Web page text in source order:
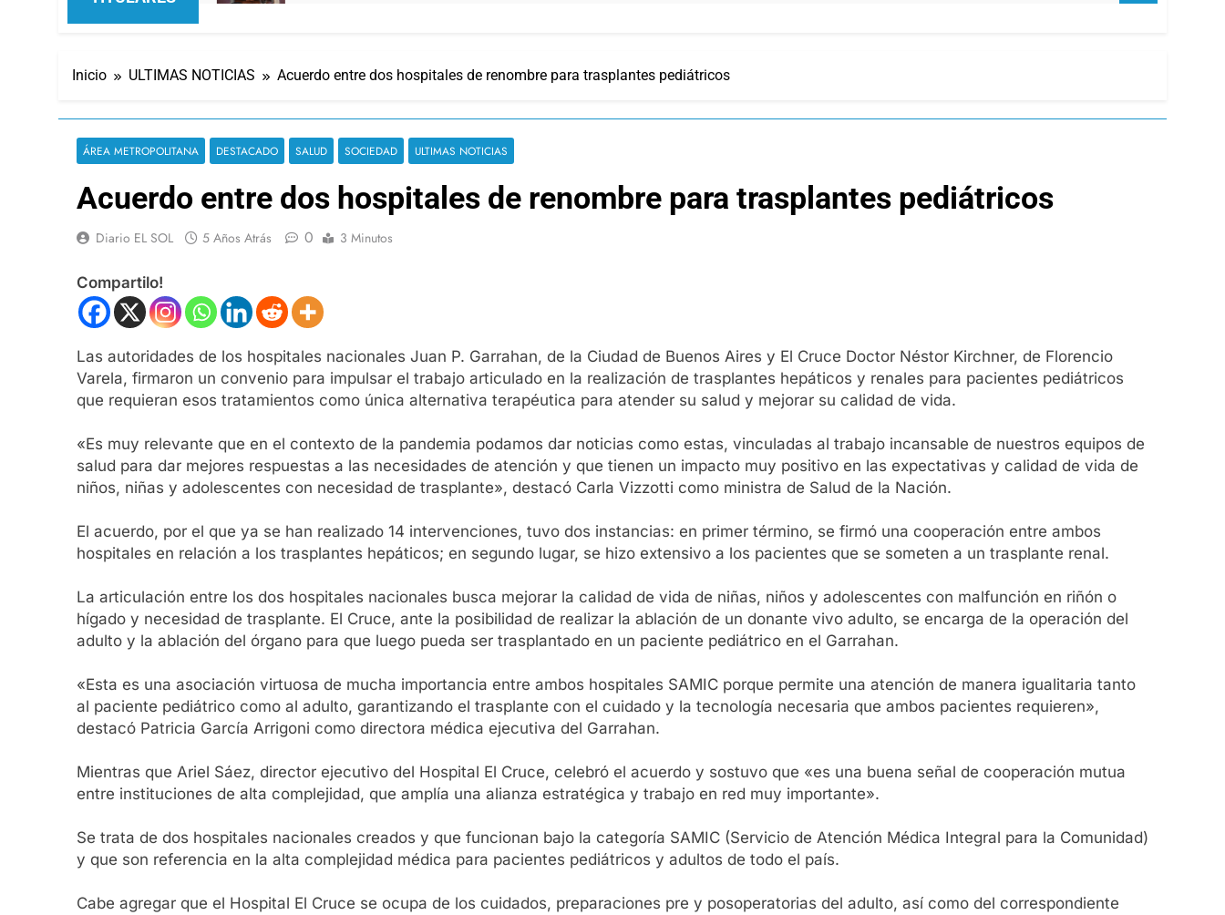
Inicio ULTIMAS NOTICIAS Acuerdo entre dos hospitales de renombre para trasplantes pediátricos
ÁREA METROPOLITANA DESTACADO SALUD SOCIEDAD ULTIMAS NOTICIAS
Acuerdo entre dos hospitales de renombre para trasplantes pediátricos
Diario EL SOL 5 Años Atrás 0 3 Minutos
Compartilo!
Las autoridades de los hospitales nacionales Juan P. Garrahan, de la Ciudad de Buenos Aires y El Cruce Doctor Néstor Kirchner, de Florencio
Varela, firmaron un convenio para impulsar el trabajo articulado en la realización de trasplantes hepáticos y renales para pacientes pediátricos
que requieran esos tratamientos como única alternativa terapéutica para atender su salud y mejorar su calidad de vida.
«Es muy relevante que en el contexto de la pandemia podamos dar noticias como estas, vinculadas al trabajo incansable de nuestros equipos de
salud para dar mejores respuestas a las necesidades de atención y que tienen un impacto muy positivo en las expectativas y calidad de vida de
niños, niñas y adolescentes con necesidad de trasplante», destacó Carla Vizzotti como ministra de Salud de la Nación.
El acuerdo, por el que ya se han realizado 14 intervenciones, tuvo dos instancias: en primer término, se firmó una cooperación entre ambos
hospitales en relación a los trasplantes hepáticos; en segundo lugar, se hizo extensivo a los pacientes que se someten a un trasplante renal.
La articulación entre los dos hospitales nacionales busca mejorar la calidad de vida de niñas, niños y adolescentes con malfunción en riñón o
hígado y necesidad de trasplante. El Cruce, ante la posibilidad de realizar la ablación de un donante vivo adulto, se encarga de la operación del
adulto y la ablación del órgano para que luego pueda ser trasplantado en un paciente pediátrico en el Garrahan.
«Esta es una asociación virtuosa de mucha importancia entre ambos hospitales SAMIC porque permite una atención de manera igualitaria tanto
al paciente pediátrico como al adulto, garantizando el trasplante con el cuidado y la tecnología necesaria que ambos pacientes requieren»,
destacó Patricia García Arrigoni como directora médica ejecutiva del Garrahan.
Mientras que Ariel Sáez, director ejecutivo del Hospital El Cruce, celebró el acuerdo y sostuvo que «es una buena señal de cooperación mutua
entre instituciones de alta complejidad, que amplía una alianza estratégica y trabajo en red muy importante».
Se trata de dos hospitales nacionales creados y que funcionan bajo la categoría SAMIC (Servicio de Atención Médica Integral para la Comunidad)
y que son referencia en la alta complejidad médica para pacientes pediátricos y adultos de todo el país.
Cabe agregar que el Hospital El Cruce se ocupa de los cuidados, preparaciones pre y posoperatorias del adulto, así como del correspondiente